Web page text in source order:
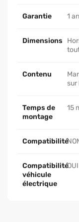
Garantie 1 an
Dimensions
Contenu
sur
Temps de
montage
15
Compatibilité
Compatibilité
véhicule
électrique
OUI